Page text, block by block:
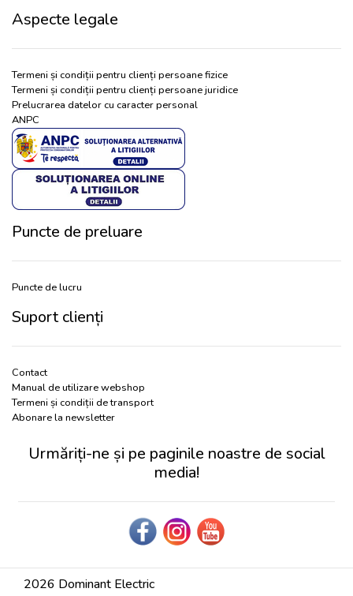
Aspecte legale
Termeni și condiții pentru clienți persoane fizice
Termeni și condiții pentru clienți persoane juridice
Prelucrarea datelor cu caracter personal
ANPC
Puncte de preluare
Puncte de lucru
Suport clienți
Contact
Manual de utilizare webshop
Termeni și condiții de transport
Abonare la newsletter
Urmăriți-ne și pe paginile noastre de social
media!
2026 Dominant Electric